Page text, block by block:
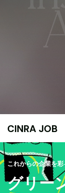
CINRA JOB
これからの企業を
グリー